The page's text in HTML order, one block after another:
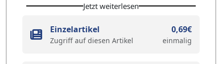
Jetzt weiterlesen
Einzelartikel
Zugriff auf diesen Artikel
0,69€
einmalig